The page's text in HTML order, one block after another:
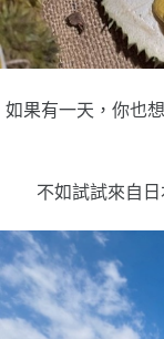
如果有一天，你也
不如試試來自